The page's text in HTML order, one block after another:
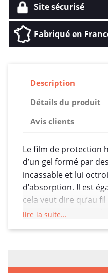
Site sécurisé
Fabriqué en
Description
Détails du produit
Avis clients
Le film de protection
d’un gel formé par
incassable et lui
d’absorption. Il est
cela veut dire qu’au
pour retrouver son
lire la suite...